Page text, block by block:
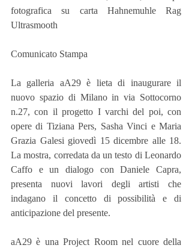
fotografica su carta Hahnemuhle Rag
Ultrasmooth
Comunicato Stampa
La galleria aA29 è lieta di inaugurare il
nuovo spazio di Milano in via Sottocorno
n.27, con il progetto I varchi del poi, con
opere di Tiziana Pers, Sasha Vinci e Maria
Grazia Galesi giovedì 15 dicembre alle 18.
La mostra, corredata da un testo di Leonardo
Caffo e un dialogo con Daniele Capra,
presenta nuovi lavori degli artisti che
indagano il concetto di possibilità e di
anticipazione del presente.
aA29 è una Project Room nel cuore della